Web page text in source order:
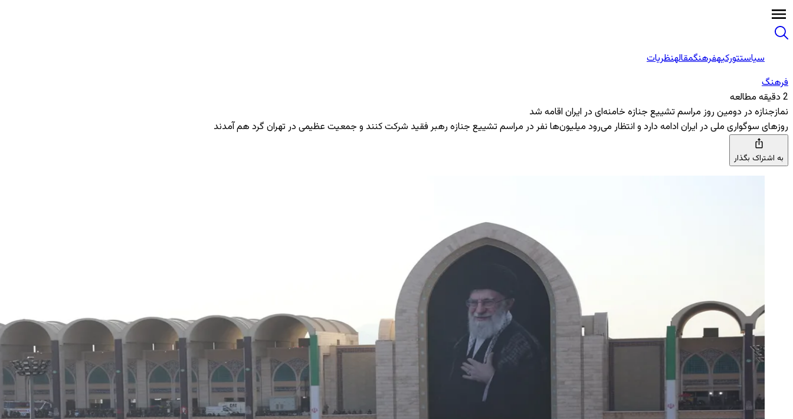
سیاستتورکیهفرهنگمقالهنظریات
فرهنگ
2 دقیقه مطالعه
نمازجنازه در دومین روز مراسم تشییع جنازه خامنه‌ای در ایران اقامه شد
روزهای سوگواری ملی در ایران ادامه دارد و انتظار می‌رود میلیون‌ها نفر در مراسم تشییع جنازه رهبر فقید شرکت کنند و جمعیت عظیمی در تهران گرد هم آمدند
به اشتراک بگذار